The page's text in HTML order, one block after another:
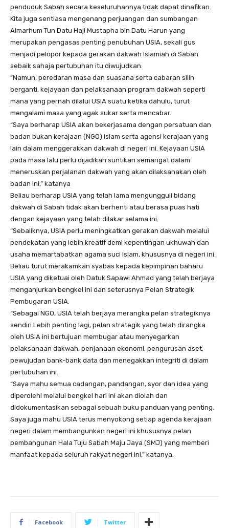
penduduk Sabah secara keseluruhannya tidak dapat dinafikan.
Kita juga sentiasa mengenang perjuangan dan sumbangan
Almarhum Tun Datu Haji Mustapha bin Datu Harun yang
merupakan pengasas penting penubuhan USIA, sekali gus
menjadi pelopor kepada gerakan dakwah Islamiah di Sabah
sebaik sahaja pertubuhan itu diwujudkan.
“Namun, peredaran masa dan suasana serta cabaran silih
berganti, kejayaan dan pelaksanaan program dakwah seperti
mana yang pernah dilalui USIA suatu ketika dahulu, turut
mengalami masa yang agak sukar serta mencabar.
“Saya berharap USIA akan bekerjasama dengan persatuan dan
badan bukan kerajaan (NGO) Islam serta agensi kerajaan yang
lain dalam menggerakkan dakwah di negeri ini. Kejayaan USIA
pada masa lalu perlu dijadikan suntikan semangat dalam
meneruskan perjalanan dakwah yang akan dilaksanakan oleh
badan ini,” katanya
Beliau berharap USIA yang telah lama mengungguli bidang
dakwah di Sabah tidak akan berhenti atau berasa puas hati
dengan kejayaan yang telah dilakar selama ini.
“Sebaliknya, USIA perlu meningkatkan gerakan dakwah melalui
pendekatan yang lebih kreatif demi kepentingan ukhuwah dan
usaha memartabatkan agama suci Islam, khususnya di negeri ini.
Beliau turut merakamkan syabas kepada kepimpinan baharu
USIA yang diketuai oleh Datuk Sapawi Ahmad yang telah berjaya
menganjurkan bengkel ini dan seterusnya Pelan Strategik
Pembugaran USIA.
“Sebagai NGO, USIA telah berjaya merangka pelan strategiknya
sendiri.Lebih penting lagi, pelan strategik yang telah dirangka
oleh USIA ini bertujuan membugar atau menyegarkan
pelaksanaan dakwah, penjanaan ekonomi, pengurusan aset,
pewujudan bank-bank data dan menegakkan integriti di dalam
pertubuhan ini.
“Saya mahu semua cadangan, pandangan, syor dan idea yang
diperolehi melalui bengkel hari ini akan diolah dan
didokumentasikan sebagai sebuah buku panduan yang penting.
Saya juga mahu USIA terus menyokong setiap agenda kerajaan
negeri dalam membangunkan negeri ini khususnya pelan
pembangunan Hala Tuju Sabah Maju Jaya (SMJ) yang memberi
manfaat kepada seluruh rakyat negeri ini,” katanya.
Facebook Twitter